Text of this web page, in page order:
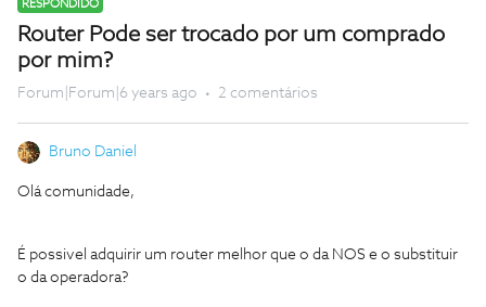
RESPONDIDO
Router Pode ser trocado por um comprado
por mim?
Forum|Forum|6 years ago 2 comentários
Bruno Daniel
Olá comunidade,
É possivel adquirir um router melhor que o da NOS e o substituir
o da operadora?